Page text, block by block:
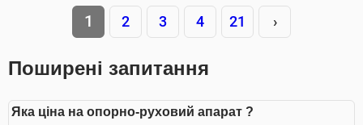
1 2 3 4 21 ›
Поширені запитання
Яка ціна на опорно-руховий апарат ?